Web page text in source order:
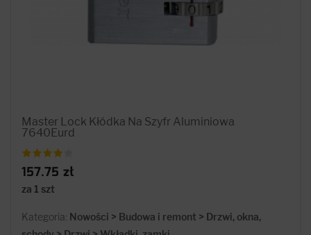
Master Lock Kłódka Na Szyfr Aluminiowa
7640Eurd
157.75 zł
za 1 szt
Kategoria: Nowości > Budowa i remont > Drzwi, okna,